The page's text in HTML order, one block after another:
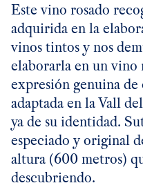
Este vino rosado
adquirida en la
vinos tintos y nos
elaborarla en un vino
expresión genuina de
adaptada en la Vall
ya de su identidad.
especiado y original
altura (600 metros)
descubriendo.